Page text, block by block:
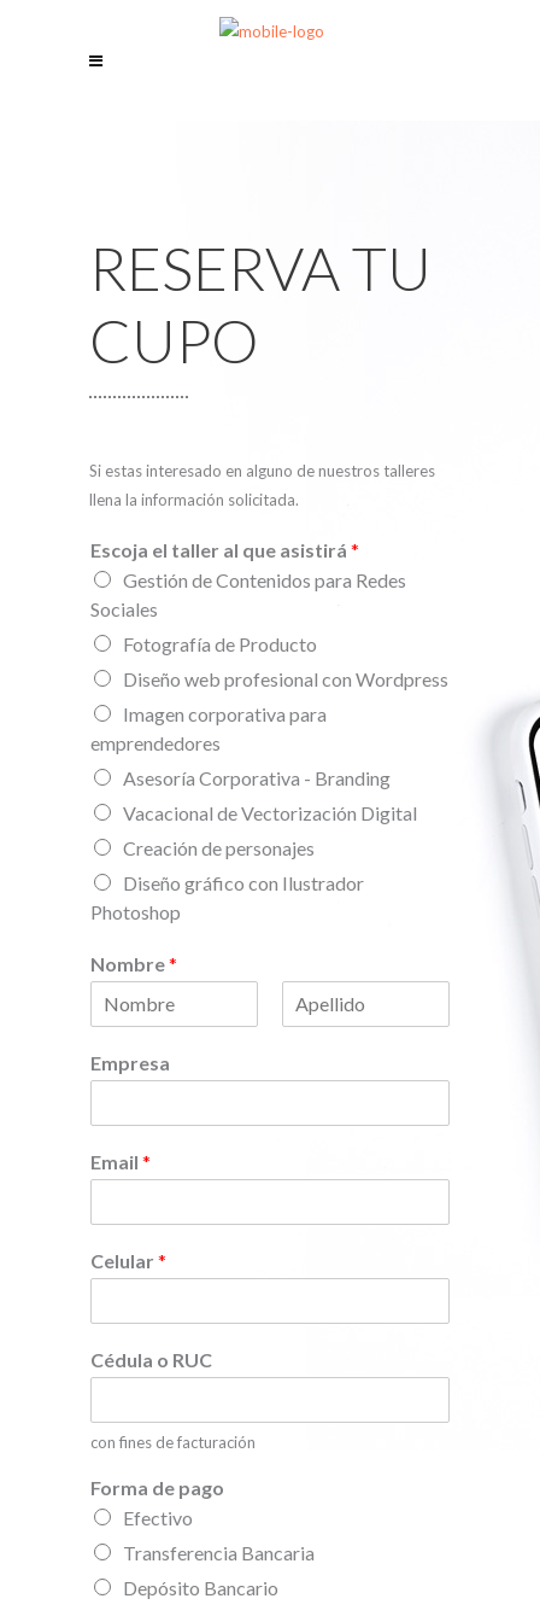
RESERVA TU
CUPO
Si estas interesado en alguno de nuestros talleres
llena la información solicitada.
Escoja el taller al que asistirá *
Gestión de Contenidos para Redes
Sociales
Fotografía de Producto
Diseño web profesional con Wordpress
Imagen corporativa para
emprendedores
Asesoría Corporativa - Branding
Vacacional de Vectorización Digital
Creación de personajes
Diseño gráfico con Ilustrador
Photoshop
Nombre*
o
m
e
i
Empresa
Email *
Celular *
Cédula o RUC
con fines de facturación
Forma de pago
Efectivo
Transferencia Bancaria
Depósito Bancario